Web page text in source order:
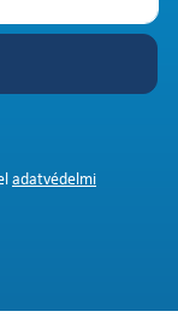
adatvédelmi